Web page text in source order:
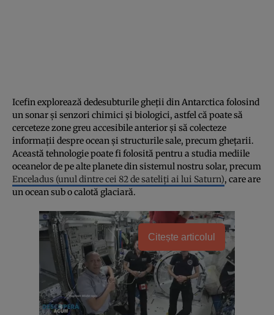
Icefin explorează dedesubturile gheţii din Antarctica folosind
un sonar şi senzori chimici şi biologici, astfel că poate să
cerceteze zone greu accesibile anterior şi să colecteze
informaţii despre ocean şi structurile sale, precum gheţarii.
Această tehnologie poate fi folosită pentru a studia mediile
oceanelor de pe alte planete din sistemul nostru solar, precum
Enceladus (unul dintre cei 82 de sateliţi ai lui Saturn), care are
un ocean sub o calotă glaciară.
Citește articolul